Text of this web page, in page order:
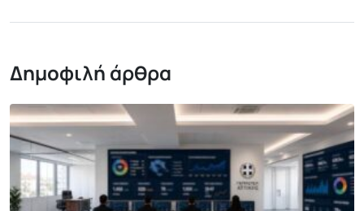
Δημοφιλή άρθρα